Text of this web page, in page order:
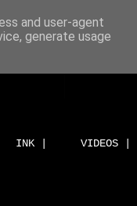
INK | VIDEOS |
and user-agent
generate usage